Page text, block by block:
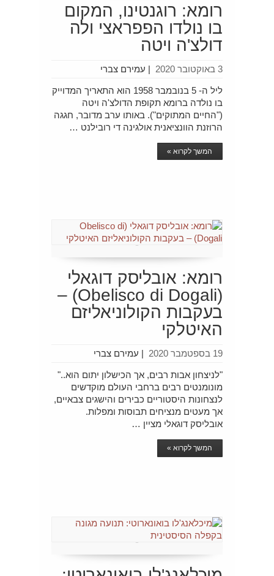
רומא: רוגנטינו, המקום
בו נולדו הפפראצי ולה
דולצ'ה ויטה
עמירם צברי | 3 באוקטובר 2020
ליל ה- 5 בנובמבר 1958 הוא התאריך המדוייק
בו נולדה ברומא תקופת הדולצ'ה ויטה
("החיים המתוקים"). באותו ערב מדובר, חגגה
הרוזנת הוונציאנית אולגינה די רובילנט …
המשך לקרוא »
רומא: אובליסק דוגאלי
(Obelisco di Dogali) –
בעקבות הקולוניאליזם
האיטלקי
עמירם צברי | 19 בספטמבר 2020
"לניצחון אבות רבים, אך הכישלון יתום הוא.."
מונומנטים רבים ברחבי העולם מוקדשים
לנצחונות היסטוריים כבירים והישגים צבאיים,
אך מעטים מנציחים תבוסות ומפלות.
אובליסק דוגאלי מציין …
המשך לקרוא »